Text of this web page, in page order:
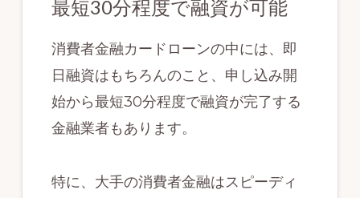
最短30分程度で融資が可能
消費者金融カードローンの中には、即
日融資はもちろんのこと、申し込み開
始から最短30分程度で融資が完了する
金融業者もあります。
特に、大手の消費者金融はスピーディ